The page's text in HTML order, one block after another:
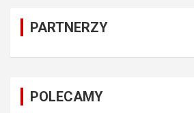
PARTNERZY
POLECAMY